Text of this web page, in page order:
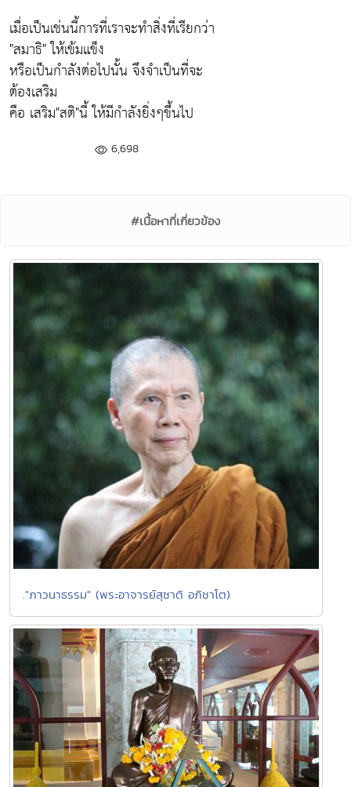
เมื่อเป็นเช่นนี้การที่เราจะทำสิ่งที่เรียกว่า
"สมาธิ" ให้เข้มแข็ง
หรือเป็นกำลังต่อไปนั้น จึงจำเป็นที่จะ
ต้องเสริม
คือ เสริม"สติ"นี้ ให้มีกำลังยิ่งๆขึ้นไป
6,698
#เนื้อหาที่เกี่ยวข้อง
."ภาวนาธรรม" (พระอาจารย์สุชาติ อภิชาโต)